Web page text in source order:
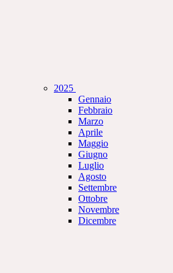
2025
Gennaio
Febbraio
Marzo
Aprile
Maggio
Giugno
Luglio
Agosto
Settembre
Ottobre
Novembre
Dicembre